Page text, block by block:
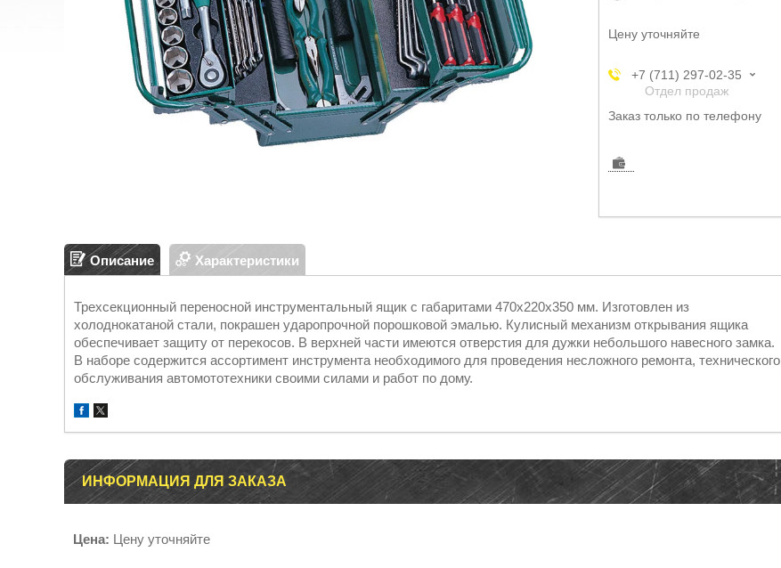
Цену уточняйте
+7 (711) 297-02-35
Отдел продаж
Заказ только по телефону
Описание Характеристики
Трехсекционный переносной инструментальный ящик с габаритами 470х220х350 мм. Изготовлен из
холоднокатаной стали, покрашен ударопрочной порошковой эмалью. Кулисный механизм открывания ящика
обеспечивает защиту от перекосов. В верхней части имеются отверстия для дужки небольшого навесного замка.
В наборе содержится ассортимент инструмента необходимого для проведения несложного ремонта, технического
обслуживания автомототехники своими силами и работ по дому.
ИНФОРМАЦИЯ ДЛЯ ЗАКАЗА
Цена: Цену уточняйте